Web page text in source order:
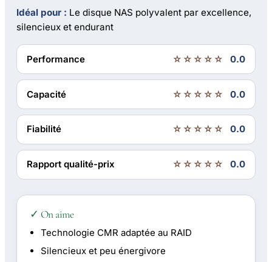
Idéal pour : Le disque NAS polyvalent par excellence,
silencieux et endurant
Performance ☆☆☆☆☆ 0.0
Capacité ☆☆☆☆☆ 0.0
Fiabilité ☆☆☆☆☆ 0.0
Rapport qualité-prix ☆☆☆☆☆ 0.0
✓ On aime
Technologie CMR adaptée au RAID
Silencieux et peu énergivore